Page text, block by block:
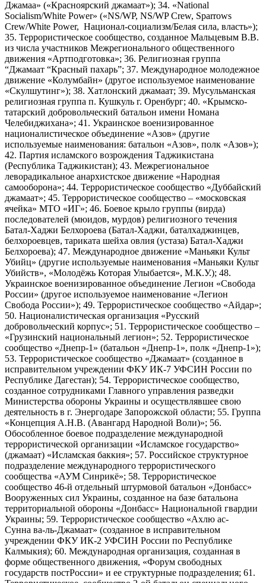
Джамаа» («Красноярский джамаат»); 34. «National
Socialism/White Power» («NS/WP, NS/WP Crew, Sparrows
Crew/White Power, Национал-социализм/Белая сила, власть»);
35. Террористическое сообщество, созданное Мальцевым В.В.
из числа участников Межрегионального общественного
движения «Артподготовка»; 36. Религиозная группа
“Джамаат “Красный пахарь”; 37. Международное молодежное
движение «Колумбайн» (другое используемое наименование
«Скулшутинг»); 38. Хатлонский джамаат; 39. Мусульманская
религиозная группа п. Кушкуль г. Оренбург; 40. «Крымско-
татарский добровольческий батальон имени Номана
Челебиджихана»; 41. Украинское военизированное
националистическое объединение «Азов» (другие
используемые наименования: батальон «Азов», полк «Азов»);
42. Партия исламского возрождения Таджикистана
(Республика Таджикистан); 43. Межрегиональное
леворадикальное анархистское движение «Народная
самооборона»; 44. Террористическое сообщество «Дуббайский
джамаат»; 45. Террористическое сообщество – «московская
ячейка» МТО «ИГ»; 46. Боевое крыло группы (вирда)
последователей (мюидов, мурдов) религиозного течения
Батал-Хаджи Белхороева (Батал-Хаджи, баталхаджинцев,
белхороевцев, тариката шейха овлия (устаза) Батал-Хаджи
Белхороева); 47. Международное движение «Маньяки Культ
Убийц» (другие используемые наименования «Маньяки Культ
Убийств», «Молодёжь Которая Улыбается», М.К.У.); 48.
Украинское военизированное объединение Легион «Свобода
России» (другое используемое наименование «Легион
Свобода России»); 49. Террористическое сообщество «Айдар»;
50. Националистическая организация «Русский
добровольческий корпус»; 51. Террористическое сообщество –
«Грузинский национальный легион»; 52. Террористическое
сообщество «Днепр-1» (батальон «Днепр-1», полк «Днепр-1»);
53. Террористическое сообщество «Джамаат» (созданное в
исправительном учреждении ФКУ ИК-7 УФСИН России по
Республике Дагестан); 54. Террористическое сообщество,
созданное сотрудниками Главного управления разведки
Министерства обороны Украины и осуществлявшее свою
деятельность в г. Энергодаре Запорожской области; 55. Группа
«Концепция А.Н.В. (Авангард Народной Воли)»; 56.
Обособленное боевое подразделение международной
террористической организации «Исламское государство»
(джамаат) «Исламская баккия»; 57. Российское структурное
подразделение международного террористического
сообщества «АУМ Синрикё»; 58. Террористическое
сообщество 46-й отдельный штурмовой батальон «Донбасс»
Вооруженных сил Украины, созданное на базе батальона
территориальной обороны «Донбасс» Национальной гвардии
Украины; 59. Террористическое сообщество «Ахлю ас-
Сунна ва-ль-Джамаат» (созданное в исправительном
учреждении ФКУ ИК-2 УФСИН России по Республике
Калмыкия); 60. Международная организация, созданная в
форме общественного движения, «Форум свободных
государств постРоссии» и ее структурные подразделения; 61.